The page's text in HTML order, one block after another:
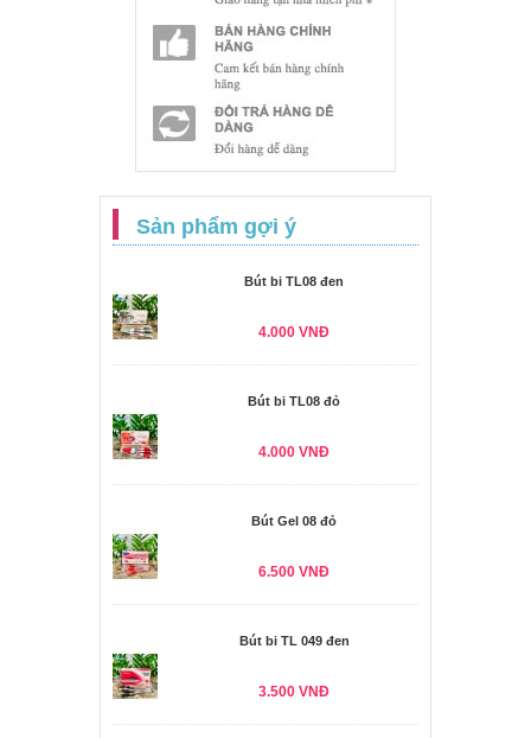
Sản phẩm gợi ý
Bút bi TL08 đen
4.000 VNĐ
Bút bi TL08 đỏ
4.000 VNĐ
Bút Gel 08 đỏ
6.500 VNĐ
Bút bi TL 049 đen
3.500 VNĐ